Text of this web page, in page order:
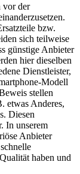
vor der
bzw.
sich teilweise
günstige Anbieter
hier dieselben
Dienstleister,
Modell
stellen
etwas Anderes,
Diesen
In unserem
Anbieter
haben und